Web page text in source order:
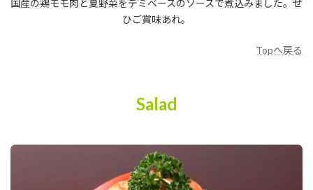
国産の鶏モモ肉と夏野菜をデミベースのソースで煮込みました。ぜ
ひご賞味あれ。
Topへ戻る
Salad